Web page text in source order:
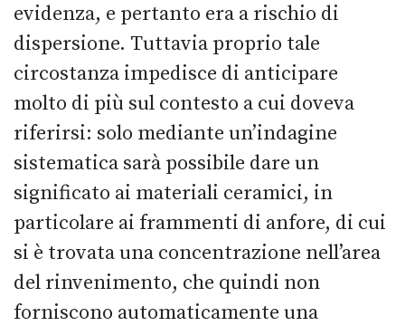
evidenza, e pertanto era a rischio di
dispersione. Tuttavia proprio tale
circostanza impedisce di anticipare
molto di più sul contesto a cui doveva
riferirsi: solo mediante un’indagine
sistematica sarà possibile dare un
significato ai materiali ceramici, in
particolare ai frammenti di anfore, di cui
si è trovata una concentrazione nell’area
del rinvenimento, che quindi non
forniscono automaticamente una